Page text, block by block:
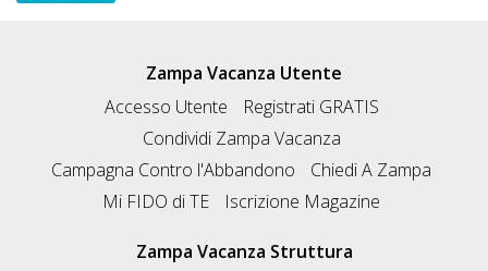
Zampa Vacanza Utente
Accesso Utente
Registrati GRATIS
Condividi Zampa Vacanza
Campagna Contro l'Abbandono
Chiedi A Zampa
Mi FIDO di TE
Iscrizione Magazine
Zampa Vacanza Struttura